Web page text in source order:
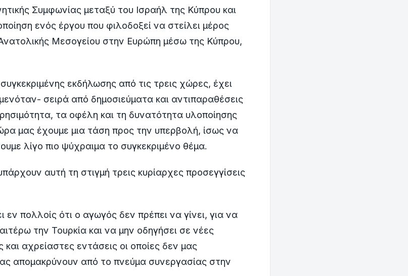
Συμφωνίας μεταξύ του Ισραήλ της Κύπρου και
ενός έργου που φιλοδοξεί να στείλει μέρος
Μεσογείου στην Ευρώπη μέσω της Κύπρου,
εκδήλωσης από τις τρεις χώρες, έχει
σειρά από δημοσιεύματα και αντιπαραθέσεις
τα οφέλη και τη δυνατότητα υλοποίησης
μας έχουμε μια τάση προς την υπερβολή, ίσως να
λίγο πιο ψύχραιμα το συγκεκριμένο θέμα.
αυτή τη στιγμή τρεις κυρίαρχες προσεγγίσεις
εν πολλοίς ότι ο αγωγός δεν πρέπει να γίνει, για να
την Τουρκία και να μην οδηγήσει σε νέες
και αχρείαστες εντάσεις οι οποίες δεν μας
απομακρύνουν από το πνεύμα συνεργασίας στην